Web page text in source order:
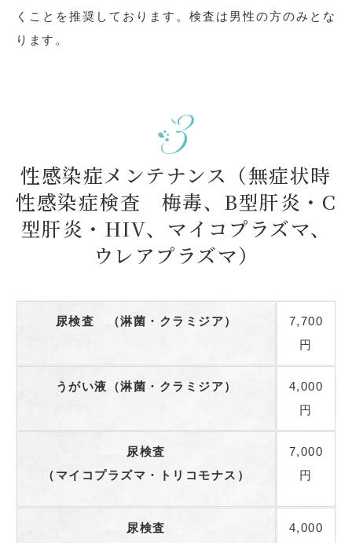
くことを推奨しております。検査は男性の方のみとな
ります。
性感染症メンテナンス（無症状時
性感染症検査 梅毒、B型肝炎・C
型肝炎・HIV、マイコプラズマ、
ウレアプラズマ）
尿検査 （淋菌・クラミジア）
7,700
円
うがい液（淋菌・クラミジア）
4,000
円
尿検査
（マイコプラズマ・トリコモナス）
7,000
円
尿検査
4,000